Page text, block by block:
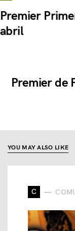
Premier
abril
Premier de
YOU MAY ALSO LIKE
C